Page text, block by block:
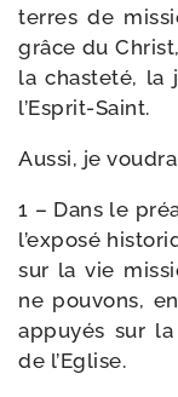
terres de
grâce du
la chas­te­té, la
l’Esprit-Saint.
Aussi, je
1 – Dans le
l’exposé
sur la vie
ne pou­vons,
appuyés sur
de l’Eglise.